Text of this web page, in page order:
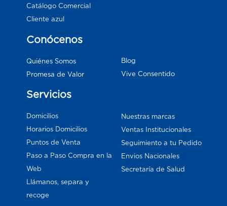
Catálogo Comercial
Cliente azul
Conócenos
Quiénes Somos
Promesa de Valor
Blog
Vive Consentido
Servicios
Domicilios
Horarios Domicilios
Puntos de Venta
Paso a Paso Compra en la
Web
Llámanos, separa y
recoge
Nuestras marcas
Ventas Institucionales
Seguimiento a tu Pedido
Envios Nacionales
Secretaría de Salud